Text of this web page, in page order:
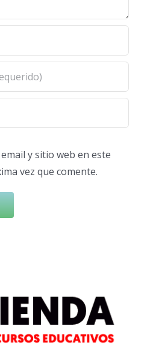
y sitio web en este
vez que comente.